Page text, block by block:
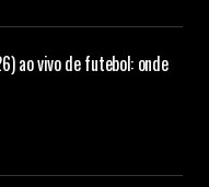
ao vivo de futebol: onde